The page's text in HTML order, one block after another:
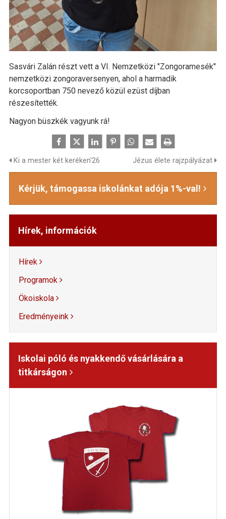
Sasvári Zalán részt vett a VI. Nemzetközi "Zongoramesék"
nemzetközi zongoraversenyen, ahol a harmadik
korcsoportban 750 nevező közül ezüst díjban
részesítették.
Nagyon büszkék vagyunk rá!
Ki a mester két keréken'26 Jézus élete rajzpályázat
Kérjük, támogassa iskolánkat adója 1%-val!
Hírek, információk
Hírek
Programok
Ökoiskola
Eredményeink
Iskolai póló és nyakkendő vásárlására a
titkárságon